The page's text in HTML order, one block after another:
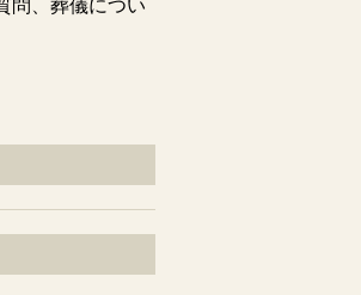
問、葬儀につい